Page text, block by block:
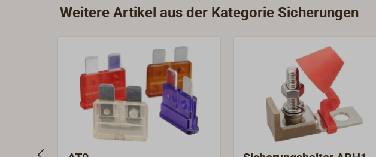
Weitere Artikel aus der Kategorie Sicherungen